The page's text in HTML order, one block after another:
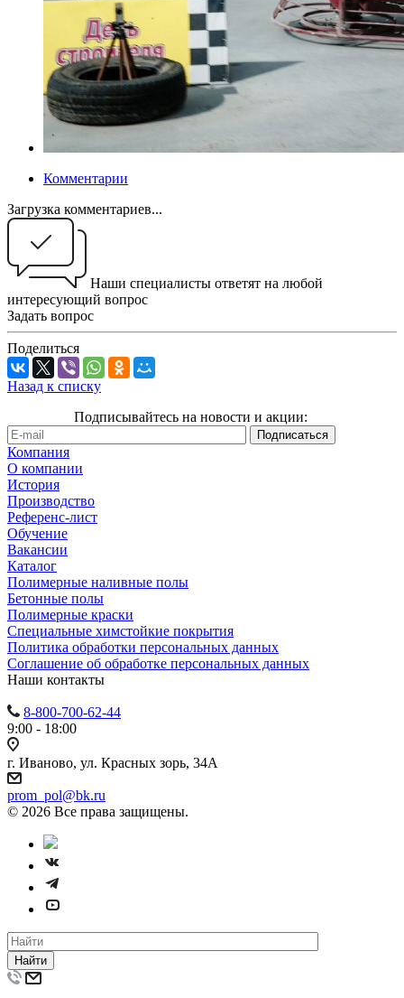
Комментарии
Загрузка комментариев...
Наши специалисты ответят на любой
интересующий вопрос
Задать вопрос
Поделиться
Назад к списку
Подписывайтесь на новости и акции:
Компания
О компании
История
Производство
Референс-лист
Обучение
Вакансии
Каталог
Полимерные наливные полы
Бетонные полы
Полимерные краски
Специальные химстойкие покрытия
Политика обработки персональных данных
Cоглашение об обработке персональных данных
Наши контакты
8-800-700-62-44
9:00 - 18:00
г. Иваново, ул. Красных зорь, 34А
prom_pol@bk.ru
© 2026 Все права защищены.
Найти